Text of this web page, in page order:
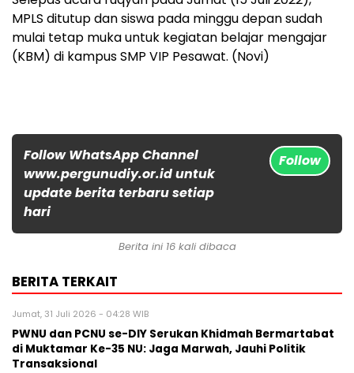
MPLS ditutup dan siswa pada minggu depan sudah
mulai tetap muka untuk kegiatan belajar mengajar
(KBM) di kampus SMP VIP Pesawat. (Novi)
Follow WhatsApp Channel
www.pergunudiy.or.id untuk
update berita terbaru setiap
hari
Follow
Berita ini 16 kali dibaca
BERITA TERKAIT
Jumat, 31 Juli 2026 - 04:28 WIB
PWNU dan PCNU se-DIY Serukan Khidmah Bermartabat
di Muktamar Ke-35 NU: Jaga Marwah, Jauhi Politik
Transaksional